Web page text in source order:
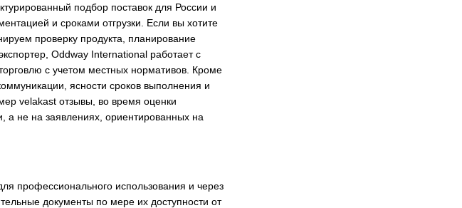
подбор поставок для России и
и сроками отгрузки. Если вы хотите
проверку продукта, планирование
Oddway International работает с
с учетом местных нормативов. Кроме
ясности сроков выполнения и
velakast отзывы, во время оценки
а не на заявлениях, ориентированных на
профессионального использования и через
документы по мере их доступности от